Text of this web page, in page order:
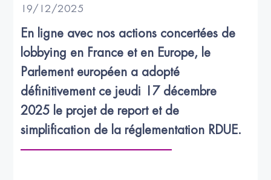
19/12/2025
En ligne avec nos actions concertées de
lobbying en France et en Europe, le
Parlement européen a adopté
définitivement ce jeudi 17 décembre
2025 le projet de report et de
simplification de la réglementation RDUE.